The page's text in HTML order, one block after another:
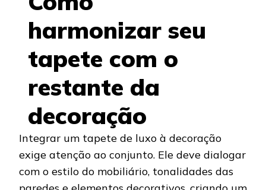
harmonizar seu
tapete com o
restante da
decoração
Integrar um tapete de luxo à decoração
exige atenção ao conjunto. Ele deve dialogar
com o estilo do mobiliário, tonalidades das